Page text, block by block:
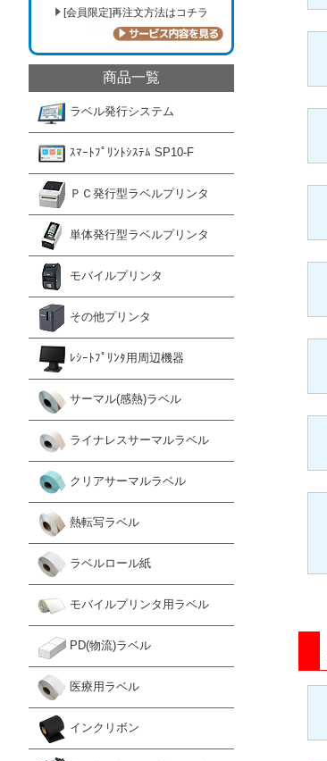
[会員限定]再注文方法はコチラ
商品一覧
ラベル発行システム
ｽﾏｰﾄﾌﾟﾘﾝﾄｼｽﾃﾑ SP10-F
ＰＣ発行型ラベルプリンタ
単体発行型ラベルプリンタ
モバイルプリンタ
その他プリンタ
ﾚｼｰﾄﾌﾟﾘﾝﾀ用周辺機器
サーマル(感熱)ラベル
ライナレスサーマルラベル
クリアサーマルラベル
熱転写ラベル
ラベルロール紙
モバイルプリンタ用ラベル
PD(物流)ラベル
医療用ラベル
インクリボン